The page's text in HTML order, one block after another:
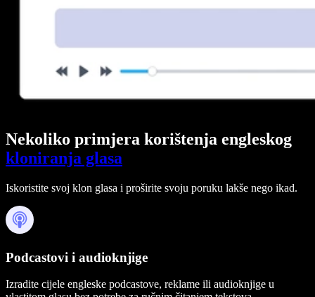
Nekoliko primjera korištenja engleskog
kloniranja glasa
Iskoristite svoj klon glasa i proširite svoju poruku lakše nego ikad.
Podcastovi i audioknjige
Izradite cijele engleske podcastove, reklame ili audioknjige u